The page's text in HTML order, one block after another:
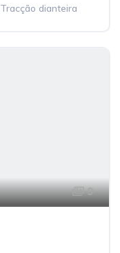
Tracção dianteira
9